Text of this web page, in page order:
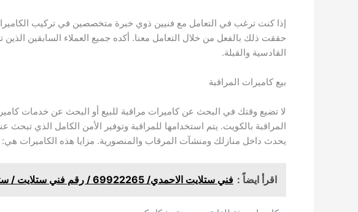
إذا كنت ترغب في التعامل مع فنيين ذوي خبرة متخصصين في تركيب الكاميرا
حققت ذلك بالفعل من خلال التعامل معنا. أكده جميع العملاء السابقين الذين
القادسية والقبلة.
بيع كاميرات المراقبة
المراقبة بالكويت. يتم استخدامها للمراقبة وتوفير الأمن الكامل الذي
يحدث داخل منازلك ومنشآت المرقاب والمنصورية. مزايا هذه الكاميرات هي:
اقرأ ايضاً : فني ستلايت الاحمدي/ 69922265 / رقم فني ستلايت / ستلايت الكويت